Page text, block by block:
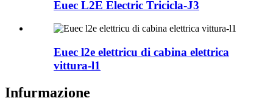
Euec L2E Electric Tricicla-J3
Euec l2e elettricu di cabina elettrica
vittura-l1
Infurmazione